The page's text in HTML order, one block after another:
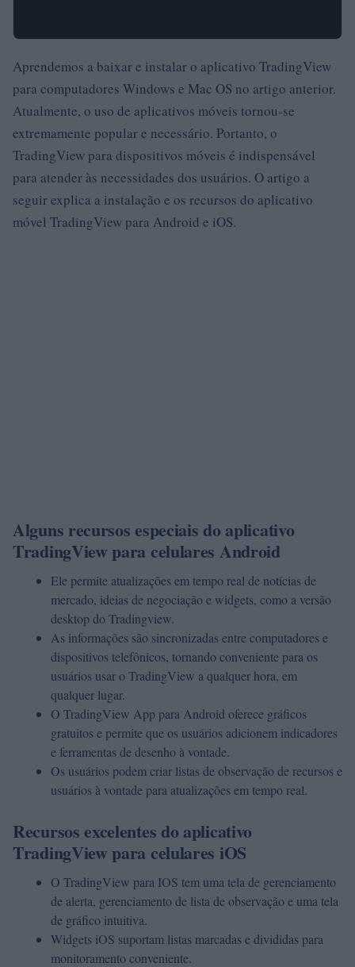
Aprendemos a baixar e instalar o aplicativo TradingView
para computadores Windows e Mac OS no artigo anterior.
Atualmente, o uso de aplicativos móveis tornou-se
extremamente popular e necessário. Portanto, o
TradingView para dispositivos móveis é indispensável
para atender às necessidades dos usuários. O artigo a
seguir explica a instalação e os recursos do aplicativo
móvel TradingView para Android e iOS.
Alguns recursos especiais do aplicativo
TradingView para celulares Android
Ele permite atualizações em tempo real de notícias de
mercado, ideias de negociação e widgets, como a versão
desktop do Tradingview.
As informações são sincronizadas entre computadores e
dispositivos telefônicos, tornando conveniente para os
usuários usar o TradingView a qualquer hora, em
qualquer lugar.
O TradingView App para Android oferece gráficos
gratuitos e permite que os usuários adicionem indicadores
e ferramentas de desenho à vontade.
Os usuários podem criar listas de observação de recursos e
usuários à vontade para atualizações em tempo real.
Recursos excelentes do aplicativo
TradingView para celulares iOS
O TradingView para IOS tem uma tela de gerenciamento
de alerta, gerenciamento de lista de observação e uma tela
de gráfico intuitiva.
Widgets iOS suportam listas marcadas e divididas para
monitoramento conveniente.